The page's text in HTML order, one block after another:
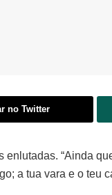
no Twitter
“Ainda
a tua vara e o teu